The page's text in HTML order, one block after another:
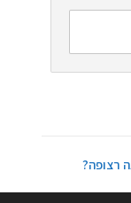
רצופה?